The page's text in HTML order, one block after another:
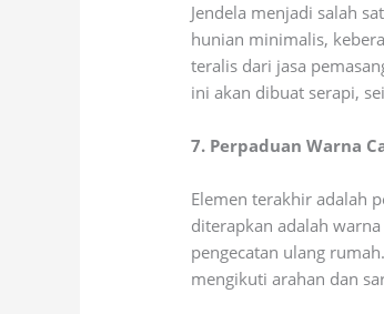
Jendela menjadi salah
hunian minimalis,
teralis dari jasa
ini akan dibuat serapi,
7. Perpaduan Warna
Elemen terakhir adalah
diterapkan adalah
pengecatan ulang
mengikuti arahan dan